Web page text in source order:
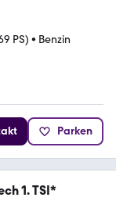
PS) • Benzin
Parken
1. TSI*